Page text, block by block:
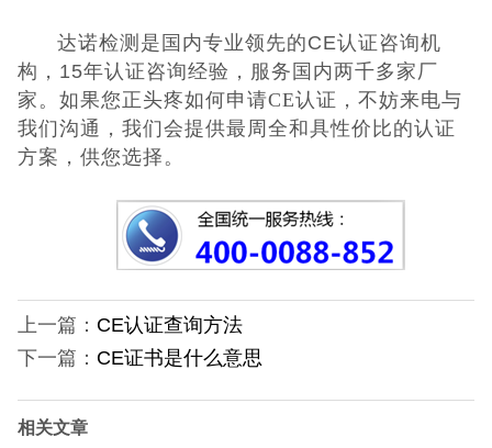
达诺检测是国内专业领先的CE认证咨询机
构，15年认证咨询经验，服务国内两千多家厂
家。如果您正头疼如何申请CE认证，不妨来电与
我们沟通，我们会提供最周全和具性价比的认证
方案，供您选择。
上一篇： CE认证查询方法
下一篇： CE证书是什么意思
相关文章